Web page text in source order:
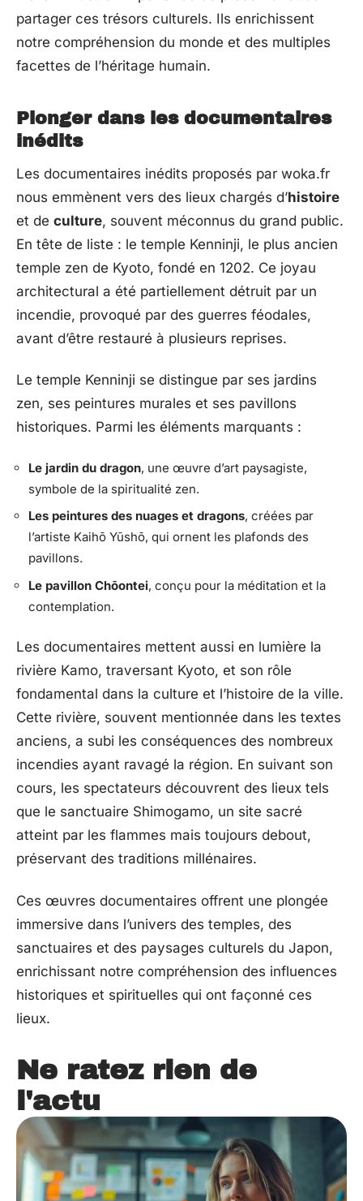
partager ces trésors culturels. Ils enrichissent
notre compréhension du monde et des multiples
facettes de l’héritage humain.
Plonger dans les documentaires
inédits
Les documentaires inédits proposés par woka.fr
nous emmènent vers des lieux chargés d’histoire
et de culture, souvent méconnus du grand public.
En tête de liste : le temple Kenninji, le plus ancien
temple zen de Kyoto, fondé en 1202. Ce joyau
architectural a été partiellement détruit par un
incendie, provoqué par des guerres féodales,
avant d’être restauré à plusieurs reprises.
Le temple Kenninji se distingue par ses jardins
zen, ses peintures murales et ses pavillons
historiques. Parmi les éléments marquants :
Le jardin du dragon, une œuvre d’art paysagiste,
symbole de la spiritualité zen.
Les peintures des nuages et dragons, créées par
l’artiste Kaihō Yūshō, qui ornent les plafonds des
pavillons.
Le pavillon Chōontei, conçu pour la méditation et la
contemplation.
Les documentaires mettent aussi en lumière la
rivière Kamo, traversant Kyoto, et son rôle
fondamental dans la culture et l’histoire de la ville.
Cette rivière, souvent mentionnée dans les textes
anciens, a subi les conséquences des nombreux
incendies ayant ravagé la région. En suivant son
cours, les spectateurs découvrent des lieux tels
que le sanctuaire Shimogamo, un site sacré
atteint par les flammes mais toujours debout,
préservant des traditions millénaires.
Ces œuvres documentaires offrent une plongée
immersive dans l’univers des temples, des
sanctuaires et des paysages culturels du Japon,
enrichissant notre compréhension des influences
historiques et spirituelles qui ont façonné ces
lieux.
Ne ratez rien de
l'actu